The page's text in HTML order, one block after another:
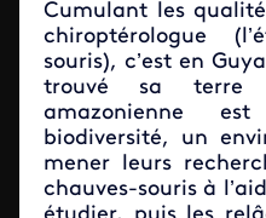
Cumulant les
chiroptérologue
souris), c’est en
trouvé sa terre
amazonienne
biodiversité, un
mener leurs
chauves-souris à